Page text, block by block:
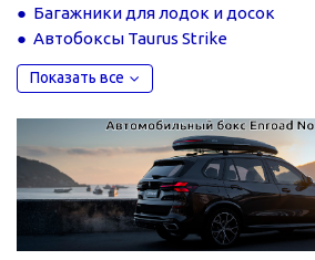
Багажники для лодок и досок
Автобоксы Taurus Strike
Показать все